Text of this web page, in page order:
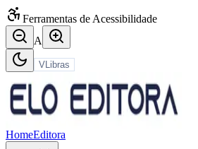
Ferramentas de Acessibilidade
A
VLibras
HomeEditora